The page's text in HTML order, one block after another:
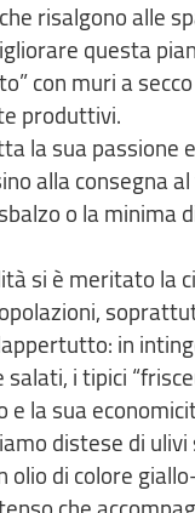
risalgono alle
questa
con muri a
produttivi.
la sua
alla consegna
o la
si è meritato
in
i tipici
e la sua
distese di
olio di colore